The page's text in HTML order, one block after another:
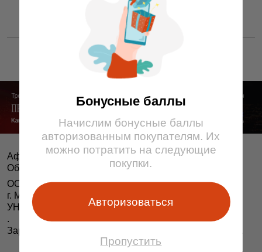
Бонусные баллы
Начислим бонусные баллы
авторизованным покупателям. Их
можно потратить на следующие
покупки.
Авторизоваться
Пропустить
Афіша і білеты BezKassira.by ©
Облачная система продажи билетов, 2013 — 2026
ООО «БЕЗКАССИРА БАЙ» Республика Беларусь
г. Минск, ул. Короля, 9, оф. 1
УНП 193615562
.
Зарегистрирован в Торговом реестре РБ 04.06.2014 г.